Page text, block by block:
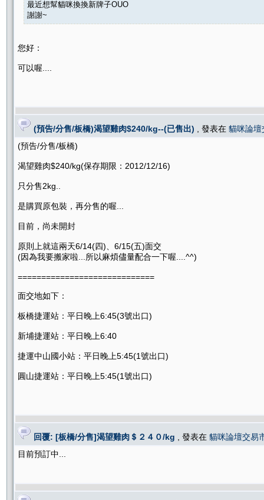
最近想幫貓咪換換新牌子OUO
謝謝~
您好：
可以喔....
(預告/分售/板橋)渴望雞肉$240/kg--(已售出) , 發表在 貓咪論壇
(預告/分售/板橋)
渴望雞肉$240/kg(保存期限：2012/12/16)
只分售2kg..
是購買原包裝，再分售的喔...
目前，尚未開封
原則上就這兩天6/14(四)、6/15(五)面交
(因為我要搬家啦...所以麻煩儘量配合一下喔....^^)
=============================
面交地如下：
板橋捷運站：平日晚上6:45(3號出口)
新埔捷運站：平日晚上6:40
捷運中山國小站：平日晚上5:45(1號出口)
圓山捷運站：平日晚上5:45(1號出口)
回覆: [板橋/分售]渴望雞肉＄２４０/kg , 發表在 貓咪論壇交易
目前預訂中...